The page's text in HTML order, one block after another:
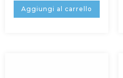
Aggiungi al carrello